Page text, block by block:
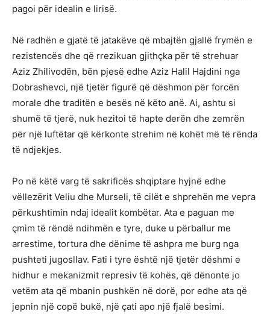
pagoi për idealin e lirisë.
Në radhën e gjatë të jatakëve që mbajtën gjallë frymën e
rezistencës dhe që rrezikuan gjithçka për të strehuar
Aziz Zhilivodën, bën pjesë edhe Aziz Halil Hajdini nga
Dobrashevci, një tjetër figurë që dëshmon për forcën
morale dhe traditën e besës në këto anë. Ai, ashtu si
shumë të tjerë, nuk hezitoi të hapte derën dhe zemrën
për një luftëtar që kërkonte strehim në kohët më të rënda
të ndjekjes.
Po në këtë varg të sakrificës shqiptare hyjnë edhe
vëllezërit Veliu dhe Murseli, të cilët e shprehën me vepra
përkushtimin ndaj idealit kombëtar. Ata e paguan me
çmim të rëndë ndihmën e tyre, duke u përballur me
arrestime, tortura dhe dënime të ashpra me burg nga
pushteti jugosllav. Fati i tyre është një tjetër dëshmi e
hidhur e mekanizmit represiv të kohës, që dënonte jo
vetëm ata që mbanin pushkën në dorë, por edhe ata që
jepnin një copë bukë, një çati apo një fjalë besimi.